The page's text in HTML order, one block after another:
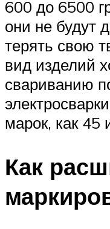
600 до 6500
они не будут
терять свою
вид изделий
свариванию
марок, как 45
Как